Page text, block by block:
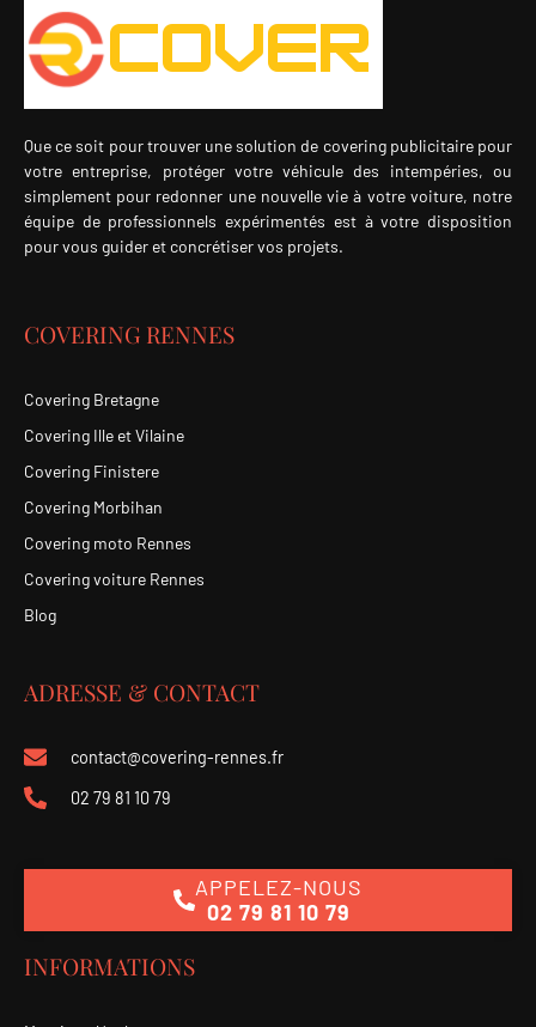
Que ce soit pour trouver une solution de covering publicitaire pour
votre entreprise, protéger votre véhicule des intempéries, ou
simplement pour redonner une nouvelle vie à votre voiture, notre
équipe de professionnels expérimentés est à votre disposition
pour vous guider et concrétiser vos projets.
COVERING RENNES
Covering Bretagne
Covering Ille et Vilaine
Covering Finistere
Covering Morbihan
Covering moto Rennes
Covering voiture Rennes
Blog
ADRESSE & CONTACT
contact@covering-rennes.fr
02 79 81 10 79
APPELEZ-NOUS
02 79 81 10 79
INFORMATIONS